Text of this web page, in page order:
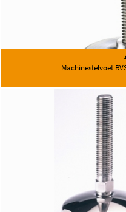
Machinestelvoet